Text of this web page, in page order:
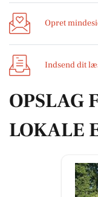
Opret
Indsend dit
OPSLAG
LOKALE